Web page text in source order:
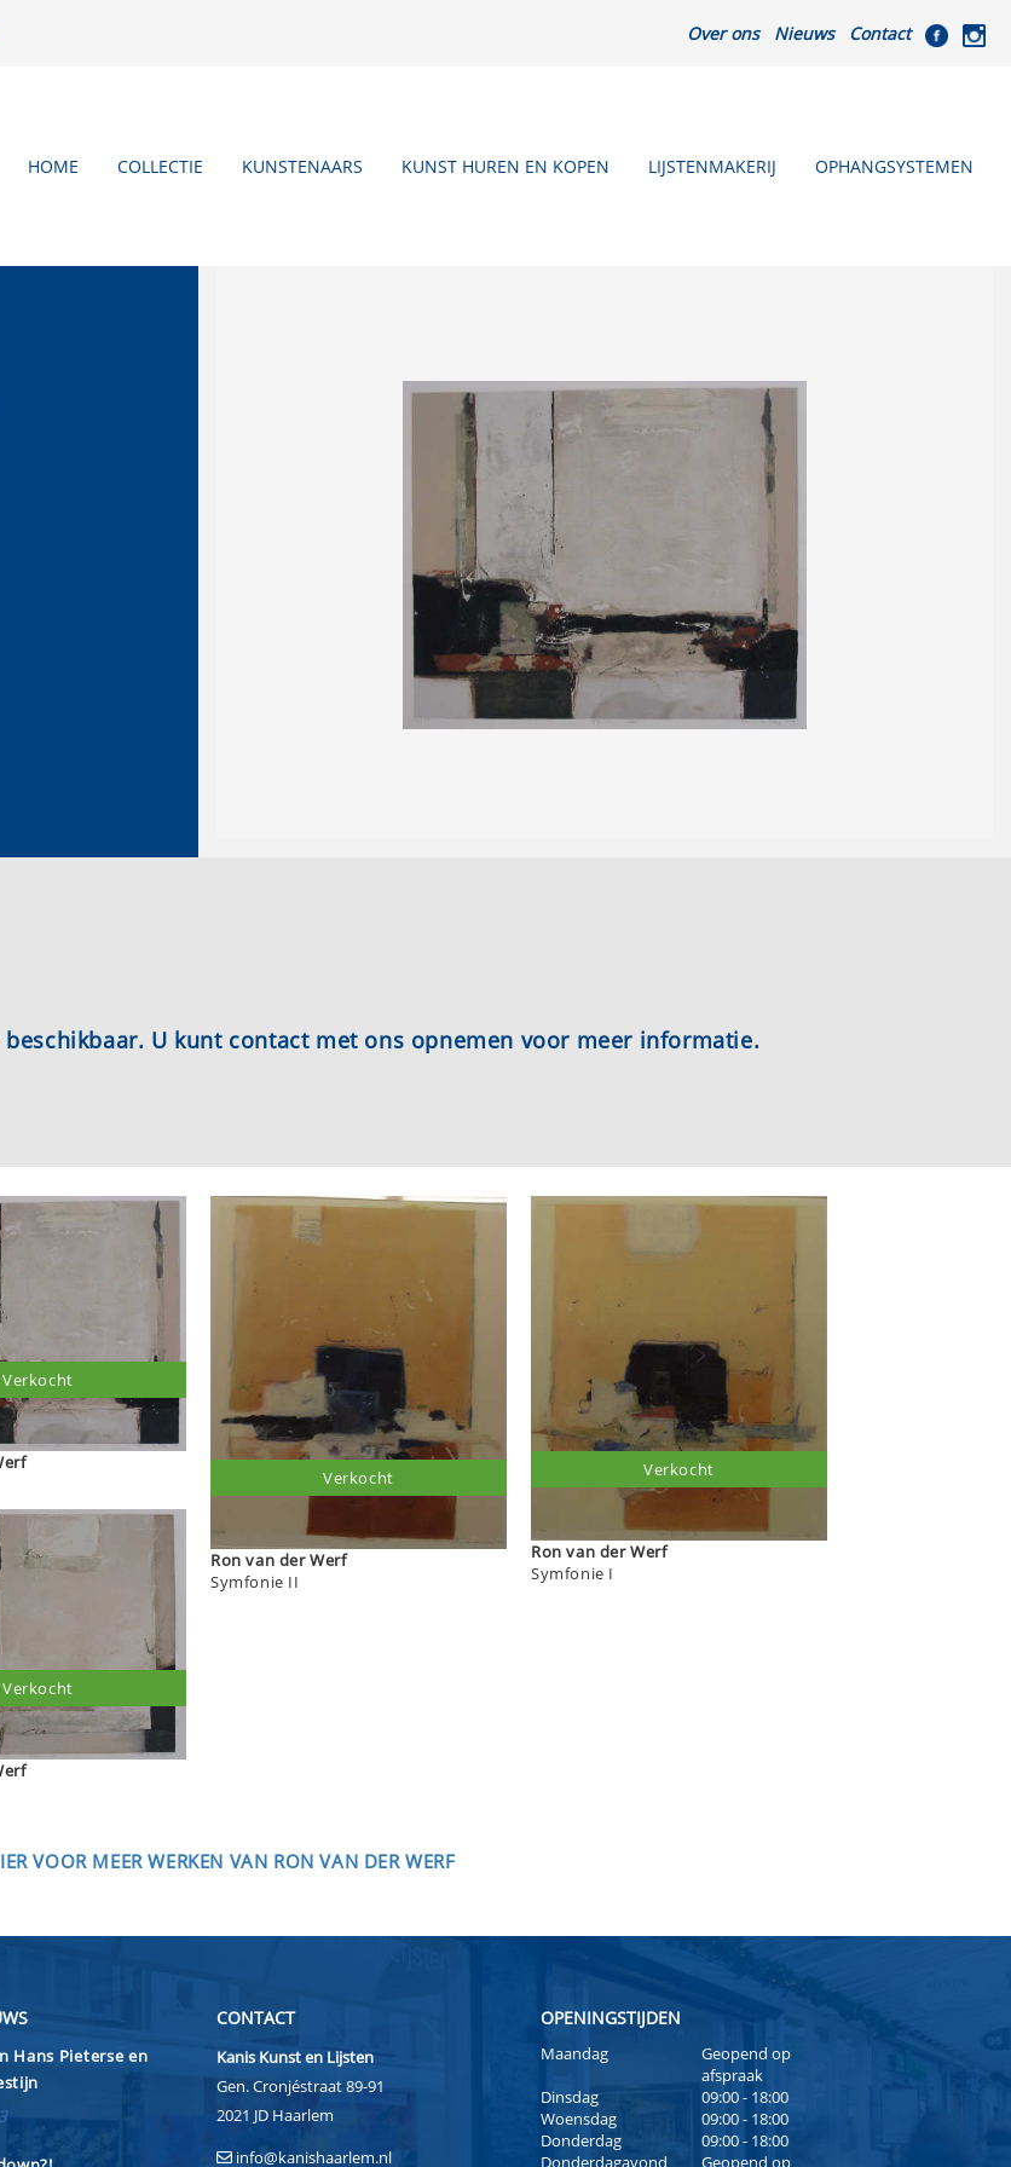
Over ons Nieuws Contact
HOME COLLECTIE KUNSTENAARS KUNST HUREN EN KOPEN LIJSTENMAKERIJ OPHANGSYSTEMEN
U kunt contact met ons opnemen voor meer informatie.
Verkocht
Verkocht
Ron van der Werf
Symfonie II
Verkocht
Ron van der Werf
Symfonie I
Verkocht
VOOR MEER WERKEN VAN RON VAN DER WERF
Hans Pieterse en
CONTACT
Kanis Kunst en Lijsten
Gen. Cronjéstraat 89-91
2021 JD Haarlem
info@kanishaarlem.nl
OPENINGSTIJDEN
Maandag
Geopend op
afspraak
Dinsdag
09:00 - 18:00
Woensdag
09:00 - 18:00
Donderdag
09:00 - 18:00
Donderdagavond
Geopend op